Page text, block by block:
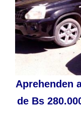
Aprehenden
de Bs